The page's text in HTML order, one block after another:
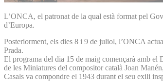
L’ONCA, el patronat de la qual està format pel
d’Europa.
Posteriorment, els dies 8 i 9 de juliol, l’ONCA
Prada.
El programa del dia 15 de maig començarà amb
de les Miniatures del compositor català Joan
Casals va compondre el 1943 durant el seu exili